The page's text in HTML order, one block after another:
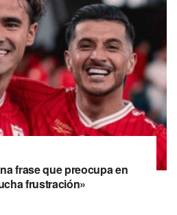
frase que preocupa en
frustración»